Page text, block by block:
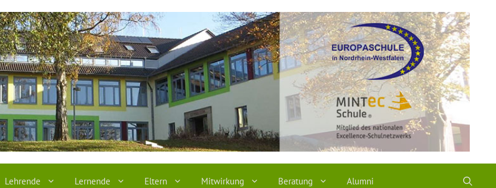
Lehrende Lernende Eltern Mitwirkung Beratung Alumni